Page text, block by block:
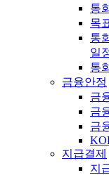
통
목
통
일
통
금융안정
금
금
금
지급결제
지